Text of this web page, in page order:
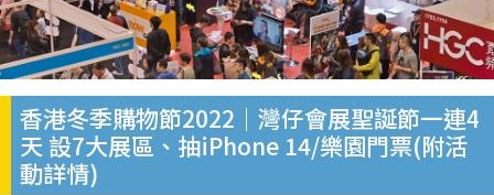
香港冬季購物節2022｜灣仔會展聖誕節一連4
天 設7大展區、抽iPhone 14/樂園門票(附活
動詳情)